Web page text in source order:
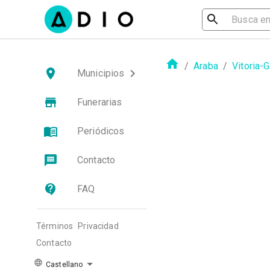
Municipios
Funerarias
Periódicos
Contacto
FAQ
Términos
Privacidad
Contacto
Castellano
/ Araba / Vitoria-